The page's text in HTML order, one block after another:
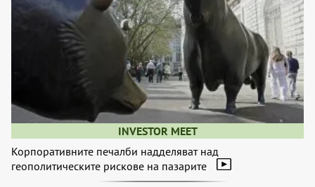
INVESTOR MEET
Корпоративните печалби надделяват над
геополитическите рискове на пазарите